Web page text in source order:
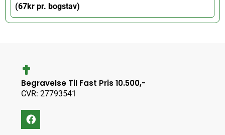
(67kr pr. bogstav)
Begravelse Til Fast Pris 10.500,-
CVR: 27793541